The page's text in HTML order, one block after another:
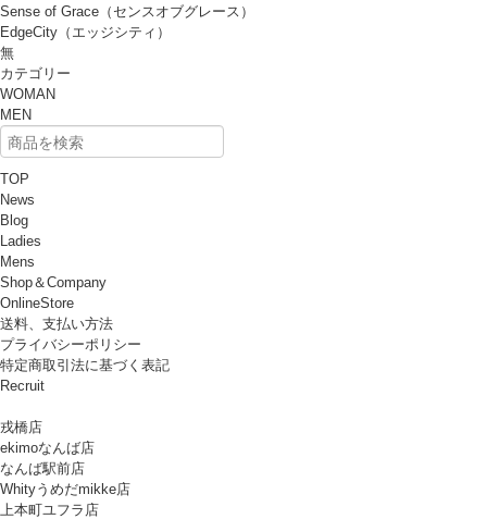
Sense of Grace（センスオブグレース）
EdgeCity（エッジシティ）
無
カテゴリー
WOMAN
MEN
TOP
News
Blog
Ladies
Mens
Shop＆Company
OnlineStore
送料、支払い方法
プライバシーポリシー
特定商取引法に基づく表記
Recruit
戎橋店
ekimoなんば店
なんば駅前店
Whityうめだmikke店
上本町ユフラ店